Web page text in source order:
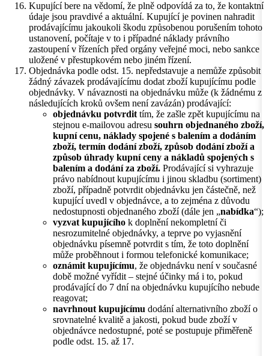
Kupující bere na vědomí, že plně odpovídá za to, že kontaktní
údaje jsou pravdivé a aktuální. Kupující je povinen nahradit
prodávajícímu jakoukoli škodu způsobenou porušením tohoto
ustanovení, počítaje v to i případné náklady právního
zastoupení v řízeních před orgány veřejné moci, nebo sankce
uložené v přestupkovém nebo jiném řízení.
Objednávka podle odst. 15. nepředstavuje a nemůže způsobit
žádný závazek prodávajícímu dodat zboží kupujícímu podle
objednávky. V návaznosti na objednávku může (k žádnému z
následujících kroků ovšem není zavázán) prodávající:
objednávku potvrdit tím, že zašle zpět kupujícímu na
stejnou e-mailovou adresu souhrn objednaného zboží,
kupní cenu, náklady spojené s balením a dodáním
zboží, termín dodání zboží, způsob dodání zboží a
způsob úhrady kupní ceny a nákladů spojených s
balením a dodání za zboží. Prodávající si vyhrazuje
právo nabídnout kupujícímu i jinou skladbu (sortiment)
zboží, případně potvrdit objednávku jen částečně, než
kupující uvedl v objednávce, a to zejména z důvodu
nedostupnosti objednaného zboží (dále jen „nabídka“);
vyzvat kupujícího k doplnění nekompletní či
nesrozumitelné objednávky, a teprve po vyjasnění
objednávku písemně potvrdit s tím, že toto doplnění
může proběhnout i formou telefonické komunikace;
oznámit kupujícímu, že objednávku není v současné
době možné vyřídit – stejné účinky má i to, pokud
prodávající do 7 dní na objednávku kupujícího nebude
reagovat;
navrhnout kupujícímu dodání alternativního zboží o
srovnatelné kvalitě a jakosti, pokud bude zboží v
objednávce nedostupné, poté se postupuje přiměřeně
podle odst. 15. až 17.